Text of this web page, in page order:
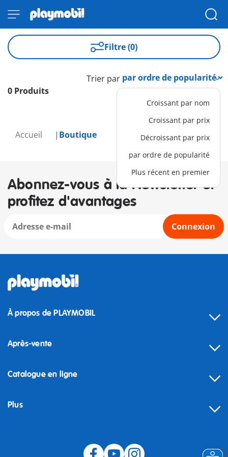
Accueil Boutique
Filtre (0)
0 Produits
Trier par
Croissant par nom
Croissant par prix
Décroissant par prix
par ordre de popularité
Plus récent en premier
Abonnez-vous à la Newsletter et
profitez d'avantages
Connexion
À propos de PLAYMOBIL
Après-vente
Catalogue en ligne
Plus